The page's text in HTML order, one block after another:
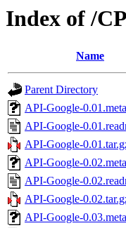
Index of /
Name
Parent Directory
API-Google-0.01.meta
API-Google-
API-Google-
API-Google-0.02.meta
API-Google-
API-Google-
API-Google-0.03.meta